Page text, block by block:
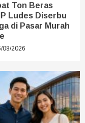
Ton Beras
Ludes Diserbu
di Pasar Murah
08/2026